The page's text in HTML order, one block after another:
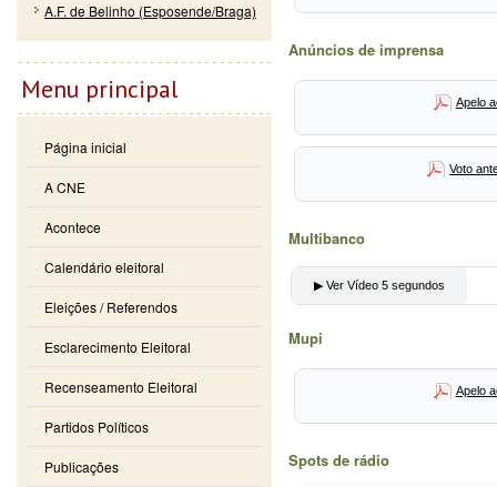
Anúncios de imprensa
Apelo
Voto
Multibanco
▶ Ver Vídeo 5 segundos
Mupi
Apelo
Spots de rádio
A.F. de Belinho (Esposende/Braga)
Menu principal
Página inicial
A CNE
Acontece
Calendário eleitoral
Eleições / Referendos
Esclarecimento Eleitoral
Recenseamento Eleitoral
Partidos Políticos
Publicações